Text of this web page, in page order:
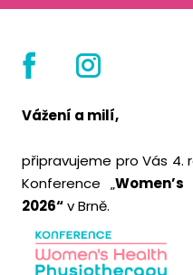
Vážení a milí,
připravujeme pro Vás 4.
Konference „
2026“v Brně.